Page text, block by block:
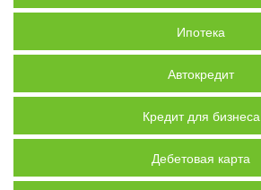
Ипотека
Автокредит
Кредит для бизнеса
Дебетовая карта